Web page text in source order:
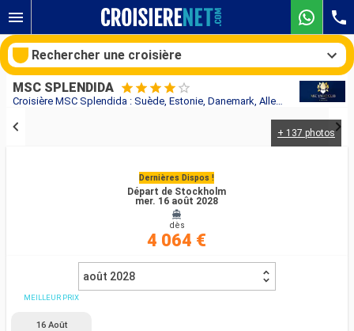
Croisière MSC Splendida : Suède, Estonie, Danemark, Allemagne, Îles Malouines, Norvège au départ de Stockholm
MSC SPLENDIDA
+ 137 photos
Dernières Dispos !
Départ de Stockholm
mer. 16 août 2028
dès
4 064 €
août 2028
MEILLEUR PRIX
16 Août
Rechercher une croisière